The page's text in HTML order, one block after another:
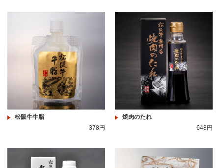
松阪牛牛脂
378円
焼肉のたれ
648円